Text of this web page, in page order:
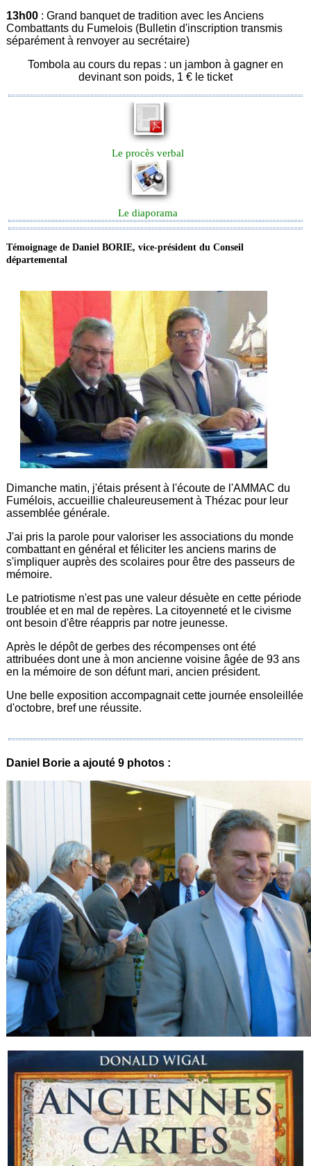
13h00 : Grand banquet de tradition avec les Anciens
Combattants du Fumelois (Bulletin d'inscription transmis
séparément à renvoyer au secrétaire)
Tombola au cours du repas : un jambon à gagner en
devinant son poids, 1 € le ticket
Le procès verbal
Le diaporama
Témoignage de Daniel BORIE, vice-président du Conseil
départemental
Dimanche matin, j'étais présent à l'écoute de l'AMMAC du
Fumélois, accueillie chaleureusement à Thézac pour leur
assemblée générale.
J'ai pris la parole pour valoriser les associations du monde
combattant en général et féliciter les anciens marins de
s'impliquer auprès des scolaires pour être des passeurs de
mémoire.
Le patriotisme n'est pas une valeur désuète en cette période
troublée et en mal de repères. La citoyenneté et le civisme
ont besoin d'être réappris par notre jeunesse.
Après le dépôt de gerbes des récompenses ont été
attribuées dont une à mon ancienne voisine âgée de 93 ans
en la mémoire de son défunt mari, ancien président.
Une belle exposition accompagnait cette journée ensoleillée
d'octobre, bref une réussite.
Daniel Borie a ajouté 9 photos :